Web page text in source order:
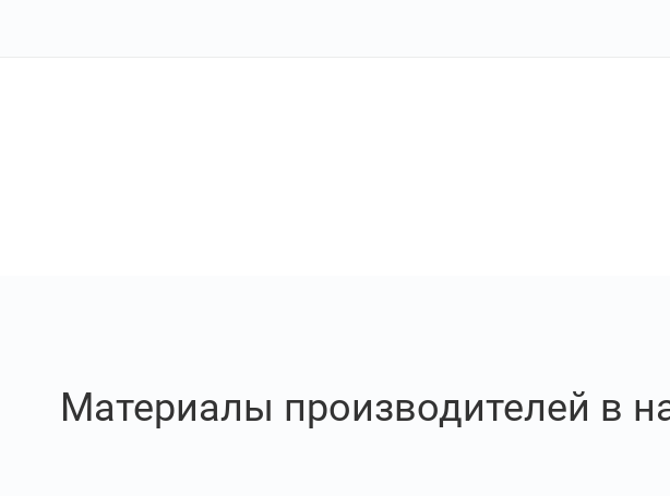
Материалы производителей в